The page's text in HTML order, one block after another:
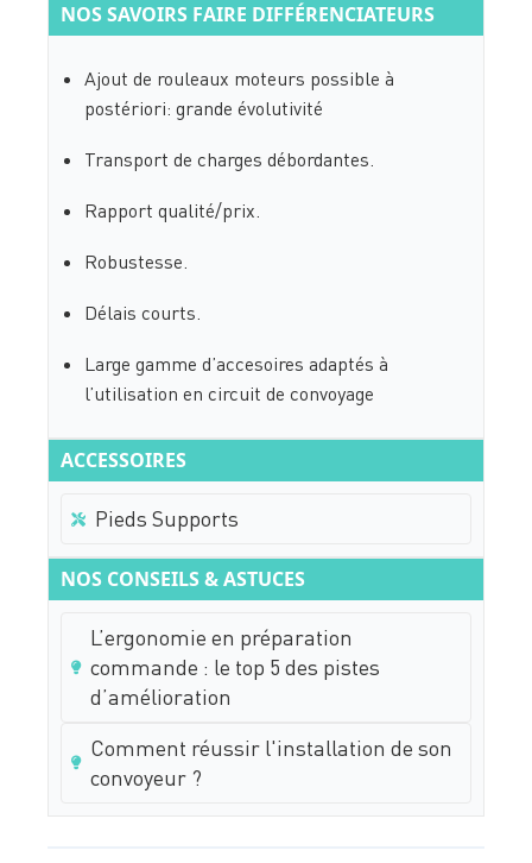
NOS SAVOIRS FAIRE DIFFÉRENCIATEURS
Ajout de rouleaux moteurs possible à
postériori: grande évolutivité
Transport de charges débordantes.
Rapport qualité/prix.
Robustesse.
Délais courts.
Large gamme d’accesoires adaptés à
l’utilisation en circuit de convoyage
ACCESSOIRES
Pieds Supports
NOS CONSEILS & ASTUCES
L’ergonomie en préparation
commande : le top 5 des pistes
d’amélioration
Comment réussir l'installation de son
convoyeur ?